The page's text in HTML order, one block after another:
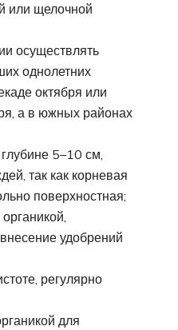
или щелочной
осуществлять
однолетних
октября или
а в южных районах
5–10 см,
так как корневая
поверхностная;
удобрений
регулярно
для